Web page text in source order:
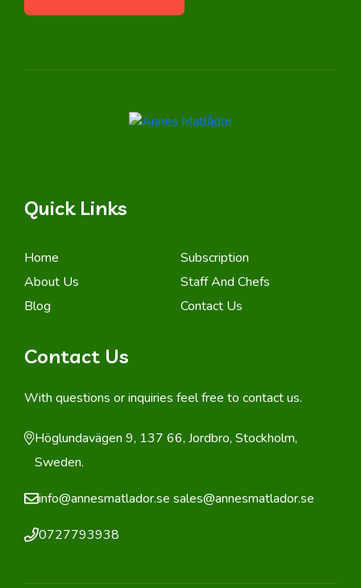
Quick Links
Home
Subscription
About Us
Staff And Chefs
Blog
Contact Us
Contact Us
With questions or inquiries feel free to contact us.
Höglundavägen 9, 137 66, Jordbro, Stockholm,
Sweden.
info@annesmatlador.se sales@annesmatlador.se
0727793938